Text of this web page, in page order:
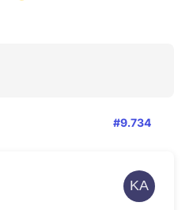
#9.734